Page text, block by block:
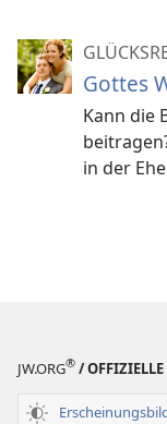
Gottes
Kann die
in der
JW.ORG® / OFFIZIELLE